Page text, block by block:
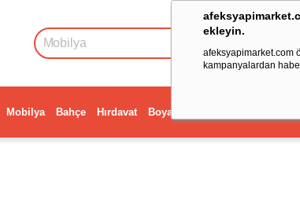
ekleyin.
afeksyapimarket.com
kampanyalardan
Mobilya Bahçe Hırdavat Boya